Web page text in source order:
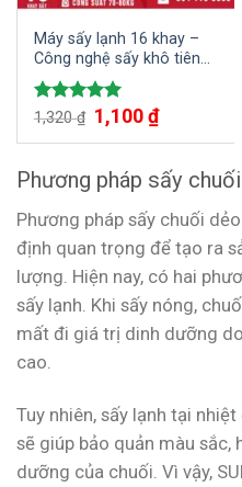
Máy sấy lạnh 16 khay –
Công nghệ sấy khô tiên
tiến cho trái cây và dược
liệu
Được xếp
5.00
1,320₫ Giá
gốc
là:
1,100₫Giá
hiện
tại
1,100 ₫.
Phương pháp sấy
Phương pháp sấy chuối
định quan trọng để tạo ra
lượng. Hiện nay, có hai
sấy lạnh. Khi sấy nóng,
mất đi giá trị dinh dưỡng
cao.
Tuy nhiên, sấy lạnh tại
sẽ giúp bảo quản màu sắc,
dưỡng của chuối. Vì vậy,